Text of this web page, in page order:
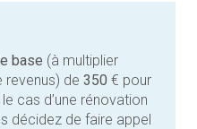
base (à multiplier
revenus) de 350 € pour
cas d’une rénovation
décidez de faire appel